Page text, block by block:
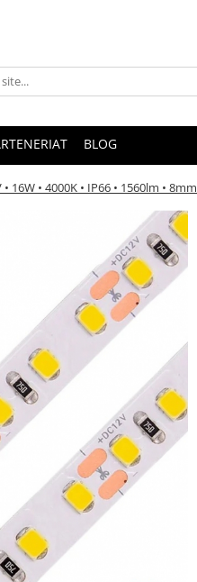
BLOG
16W • 4000K • IP66 • 1560lm • 8mm